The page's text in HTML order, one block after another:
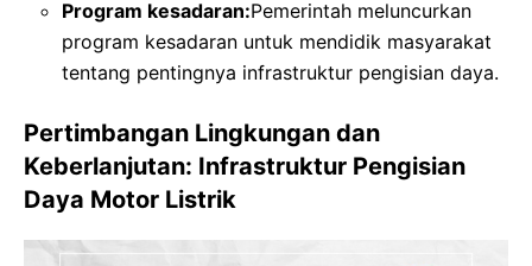
Program kesadaran:Pemerintah meluncurkan
program kesadaran untuk mendidik masyarakat
tentang pentingnya infrastruktur pengisian daya.
Pertimbangan Lingkungan dan
Keberlanjutan: Infrastruktur Pengisian
Daya Motor Listrik